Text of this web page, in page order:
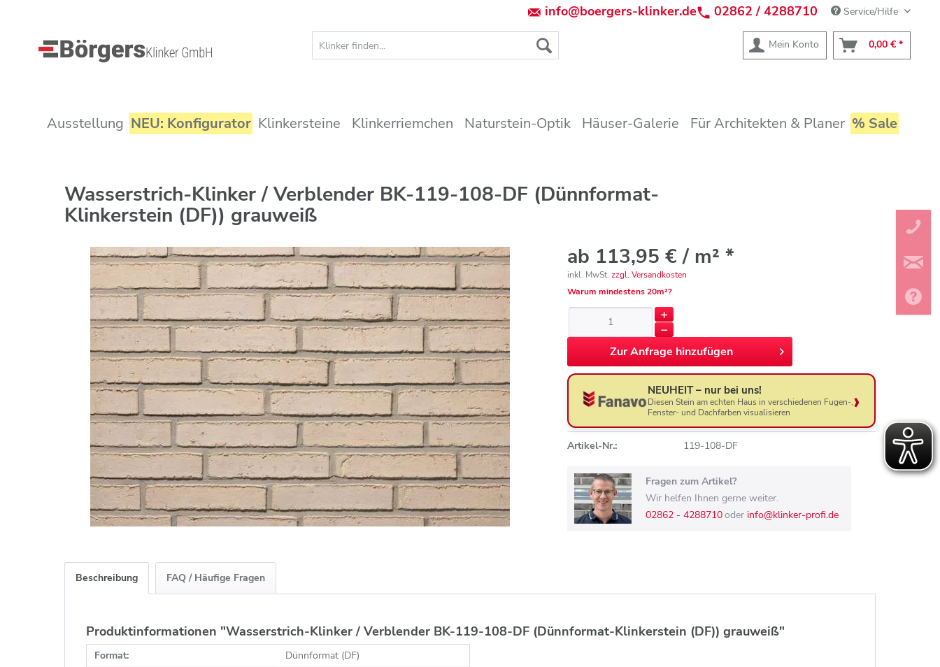
info@boergers-klinker.de 02862 / 4288710 Service/Hilfe
Mein Konto 0,00 € *
Ausstellung NEU: Konfigurator Klinkersteine Klinkerriemchen Naturstein-Optik Häuser-Galerie Für Architekten & Planer % Sale
Wasserstrich-Klinker / Verblender BK-119-108-DF (Dünnformat-
Klinkerstein (DF)) grauweiß
ab 113,95 € / m² *
inkl. MwSt.zzgl. Versandkosten
Warum mindestens 20m²?
ZurAnfrage hinzufügen
NEUHEIT – nur bei uns!
Diesen Stein am echten Haus in verschiedenen Fugen-,
Fenster- und Dachfarben visualisieren
Artikel-Nr.: 119-108-DF
Fragen zum Artikel?
Wir helfen Ihnen gerne weiter.
02862 - 4288710oder info@klinker-profi.de
Beschreibung FAQ / Häufige Fragen
Produktinformationen "Wasserstrich-Klinker / Verblender BK-119-108-DF (Dünnformat-Klinkerstein (DF)) grauweiß"
Format:
Dünnformat (DF)